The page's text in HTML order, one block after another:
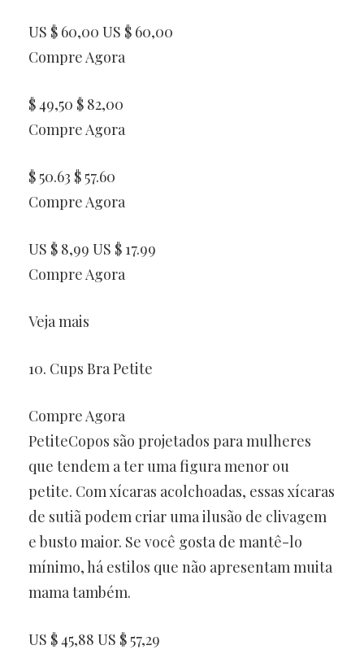
US $ 60,00 US $ 60,00
Compre Agora
$ 49,50 $ 82,00
Compre Agora
$ 50.63 $ 57.60
Compre Agora
US $ 8,99 US $ 17.99
Compre Agora
Veja mais
10. Cups Bra Petite
Compre Agora
PetiteCopos são projetados para mulheres
que tendem a ter uma figura menor ou
petite. Com xícaras acolchoadas, essas xícaras
de sutiã podem criar uma ilusão de clivagem
e busto maior. Se você gosta de mantê-lo
mínimo, há estilos que não apresentam muita
mama também.
US $ 45,88 US $ 57,29